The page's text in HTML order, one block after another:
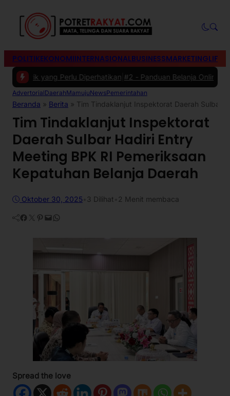
POLITIKEKONOMIINTERNASIONALBUSINESSMARKETING
yang Perlu Diperhatikan|#2 -Panduan Belanja Online Cerdas:
AdvertorialDaerahMamujuNewsPemerintahan
Beranda » Berita » Tim Tindaklanjut Inspektorat Daerah Sulbar
Tim Tindaklanjut Inspektorat
Daerah Sulbar Hadiri Entry
Meeting BPK RI Pemeriksaan
Kepatuhan Belanja Daerah
Oktober 30, 2025 3 Dilihat 2 Menit membaca
Facebook Twitter Pinterest Mail WhatsApp
Spread the love